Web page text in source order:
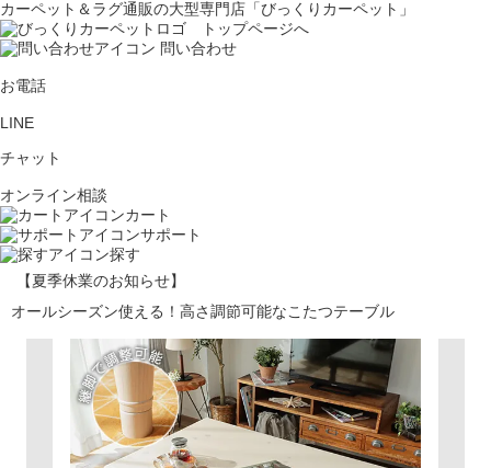
カーペット＆ラグ通販の大型専門店「びっくりカーペット」
問い合わせ
お電話
LINE
チャット
オンライン相談
カート
サポート
探す
【夏季休業のお知らせ】
オールシーズン使える！高さ調節可能なこたつテーブル